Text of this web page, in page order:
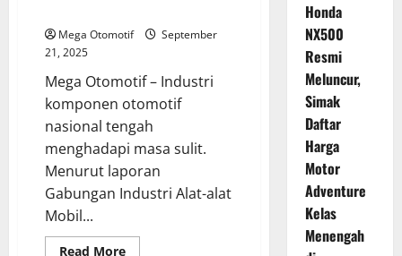
Mega Otomotif
September
21, 2025
Mega Otomotif – Industri
komponen otomotif
nasional tengah
menghadapi masa sulit.
Menurut laporan
Gabungan Industri Alat-alat
Mobil...
Read MoreRead
Honda
NX500
Resmi
Meluncur,
Simak
Daftar
Harga
Motor
Adventure
Kelas
Menengah